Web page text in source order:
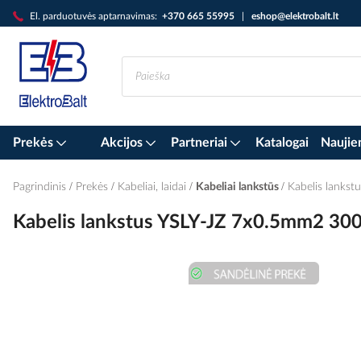
El. parduotuvės aptarnavimas: +370 665 55995 eshop@elektrobalt.lt
Skip
to
Content
Prekės Akcijos Partneriai Katalogai
Pagrindinis Prekės Kabeliai, laidai Kabeliai lankstūs Kabelis
Kabelis lankstus YSLY-JZ 7x0.5mm2